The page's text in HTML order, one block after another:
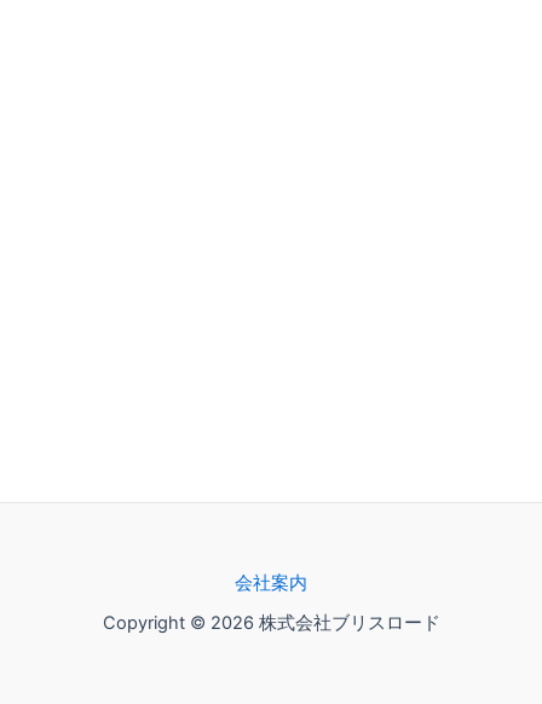
会社案内
Copyright © 2026 株式会社ブリスロード